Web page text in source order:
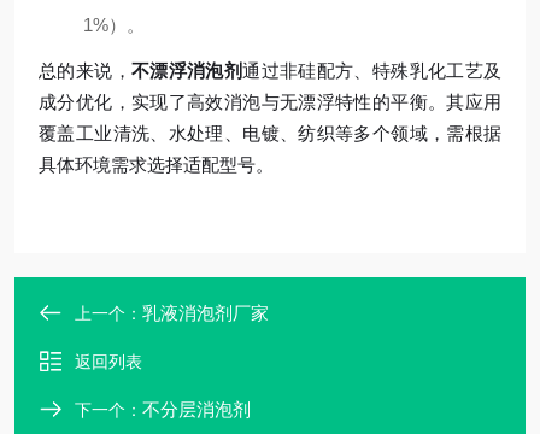
1%）。
总的来说， 不漂浮消泡剂通过非硅配方、特殊乳化工艺及
成分优化，实现了高效消泡与无漂浮特性的平衡。其应用
覆盖工业清洗、水处理、电镀、纺织等多个领域，需根据
具体环境需求选择适配型号。
上一个： 乳液消泡剂厂家
返回列表
下一个： 不分层消泡剂